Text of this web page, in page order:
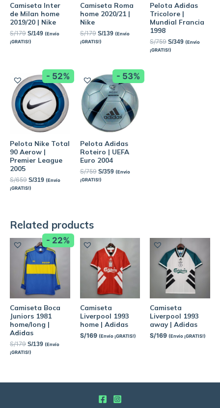
Camiseta Inter
de Milan home
2019/20 | Nike
S/179 S/149 (Envío
¡GRATIS!)
Camiseta Roma
home 2020/21 |
Nike
S/179 S/139 (Envío
¡GRATIS!)
Pelota Adidas
Tricolore |
Mundial Francia
1998
S/759 S/349 (Envío
¡GRATIS!)
- 52%
Pelota Nike Total
90 Aerow |
Premier League
2005
S/659 S/319 (Envío
¡GRATIS!)
- 53%
Pelota Adidas
Roteiro | UEFA
Euro 2004
S/759 S/359 (Envío
¡GRATIS!)
Related products
- 22%
Camiseta Boca
Juniors 1981
home/long |
Adidas
S/179 S/139 (Envío
¡GRATIS!)
Camiseta
Liverpool 1993
home | Adidas
S/169 (Envío ¡GRATIS!)
Camiseta
Liverpool 1993
away | Adidas
S/169 (Envío ¡GRATIS!)